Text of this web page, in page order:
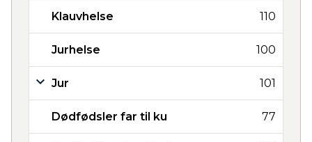
Klauvhelse 110
Jurhelse 100
Jur 101
Dødfødsler far til ku 77